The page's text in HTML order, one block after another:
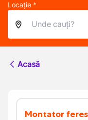
Locație *
Acasă
Montator